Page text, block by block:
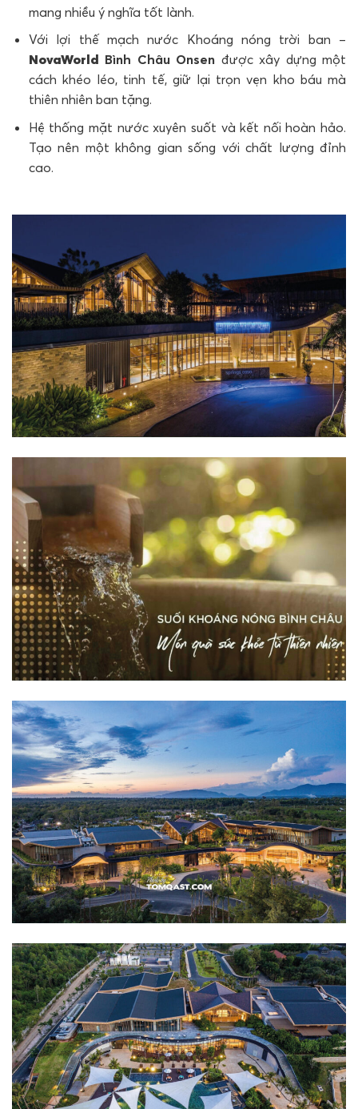
mang nhiều ý nghĩa tốt lành.
Với lợi thế mạch nước Khoáng nóng trời ban –
NovaWorld Bình Châu Onsen được xây dựng một
cách khéo léo, tinh tế, giữ lại trọn vẹn kho báu mà
thiên nhiên ban tặng.
Hệ thống mặt nước xuyên suốt và kết nối hoàn hảo.
Tạo nên một không gian sống với chất lượng đỉnh
cao.